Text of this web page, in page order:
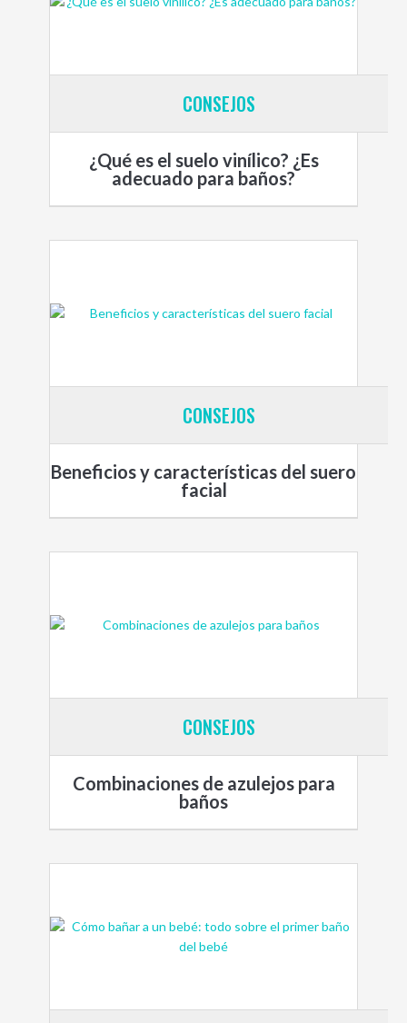
CONSEJOS
¿Qué es el suelo vinílico? ¿Es
adecuado para baños?
CONSEJOS
Beneficios y características del suero
facial
CONSEJOS
Combinaciones de azulejos para
baños